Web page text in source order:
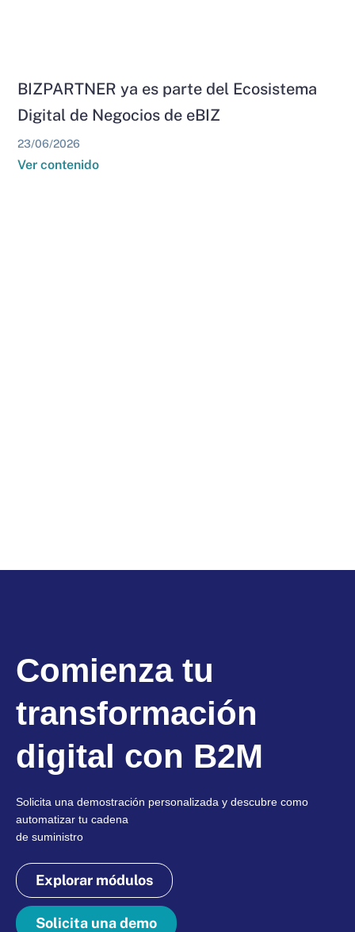
BIZPARTNER ya es parte del Ecosistema
Digital de Negocios de eBIZ
23/06/2026
Ver contenido
Comienza tu
transformación
digital con B2M
Solicita una demostración personalizada y descubre como
automatizar tu cadena
de suministro
Explorar módulos
Solicita una demo